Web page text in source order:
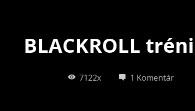
BLACKROLL
7122x 1 Komentár